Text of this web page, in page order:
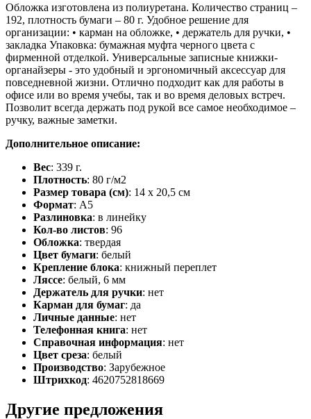
Обложка изготовлена из полиуретана. Количество страниц –
192, плотность бумаги – 80 г. Удобное решение для
организации: • карман на обложке, • держатель для ручки, •
закладка Упаковка: бумажная муфта черного цвета с
фирменной отделкой. Универсальные записные книжки-
органайзеры - это удобный и эргономичный аксессуар для
повседневной жизни. Отлично подходит как для работы в
офисе или во время учебы, так и во время деловых встреч.
Позволит всегда держать под рукой все самое необходимое –
ручку, важные заметки.
Дополнительное описание:
Вес: 339 г.
Плотность: 80 г/м2
Размер товара (см): 14 х 20,5 см
Формат: A5
Разлиновка: в линейку
Кол-во листов: 96
Обложка: твердая
Цвет бумаги: белый
Крепление блока: книжный переплет
Ляссе: белый, 6 мм
Держатель для ручки: нет
Карман для бумаг: да
Личные данные: нет
Телефонная книга: нет
Справочная информация: нет
Цвет среза: белый
Производство: Зарубежное
Штрихкод: 4620752818669
Другие предложения